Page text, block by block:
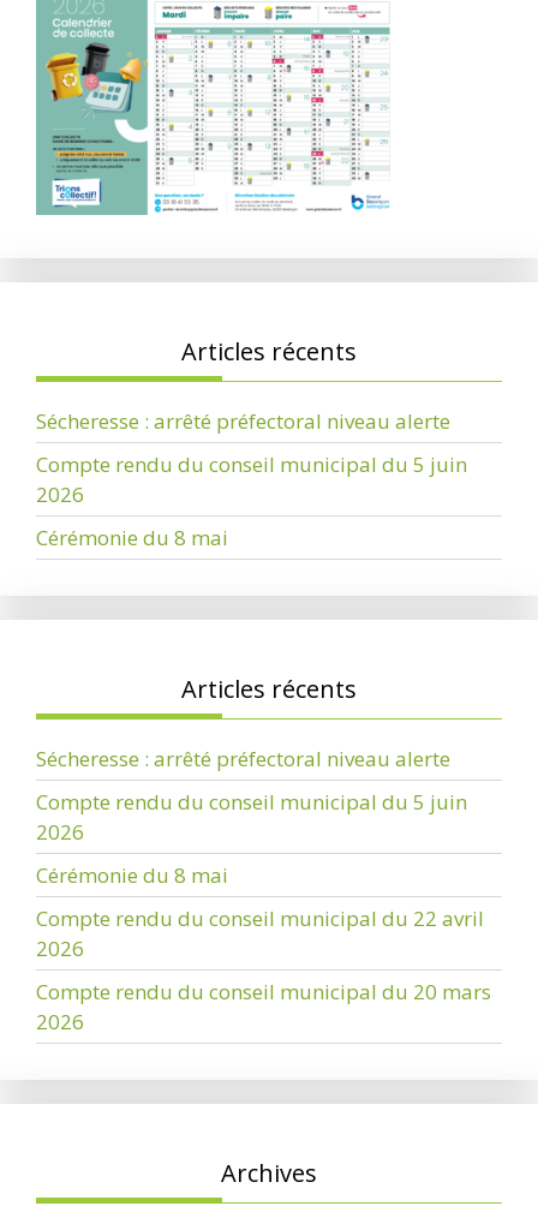
Articles récents
Sécheresse : arrêté préfectoral niveau alerte
Compte rendu du conseil municipal du 5 juin
2026
Cérémonie du 8 mai
Articles récents
Sécheresse : arrêté préfectoral niveau alerte
Compte rendu du conseil municipal du 5 juin
2026
Cérémonie du 8 mai
Compte rendu du conseil municipal du 22 avril
2026
Compte rendu du conseil municipal du 20 mars
2026
Archives